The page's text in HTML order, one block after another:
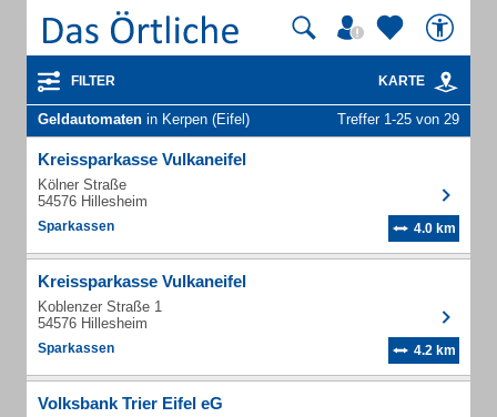
FILTER KARTE
Geldautomaten in Kerpen (Eifel) Treffer 1-25 von 29
Kreissparkasse Vulkaneifel
Kölner Straße
54576 Hillesheim
Sparkassen 4.0 km
Kreissparkasse Vulkaneifel
Koblenzer Straße 1
54576 Hillesheim
Sparkassen 4.2 km
Volksbank Trier Eifel eG